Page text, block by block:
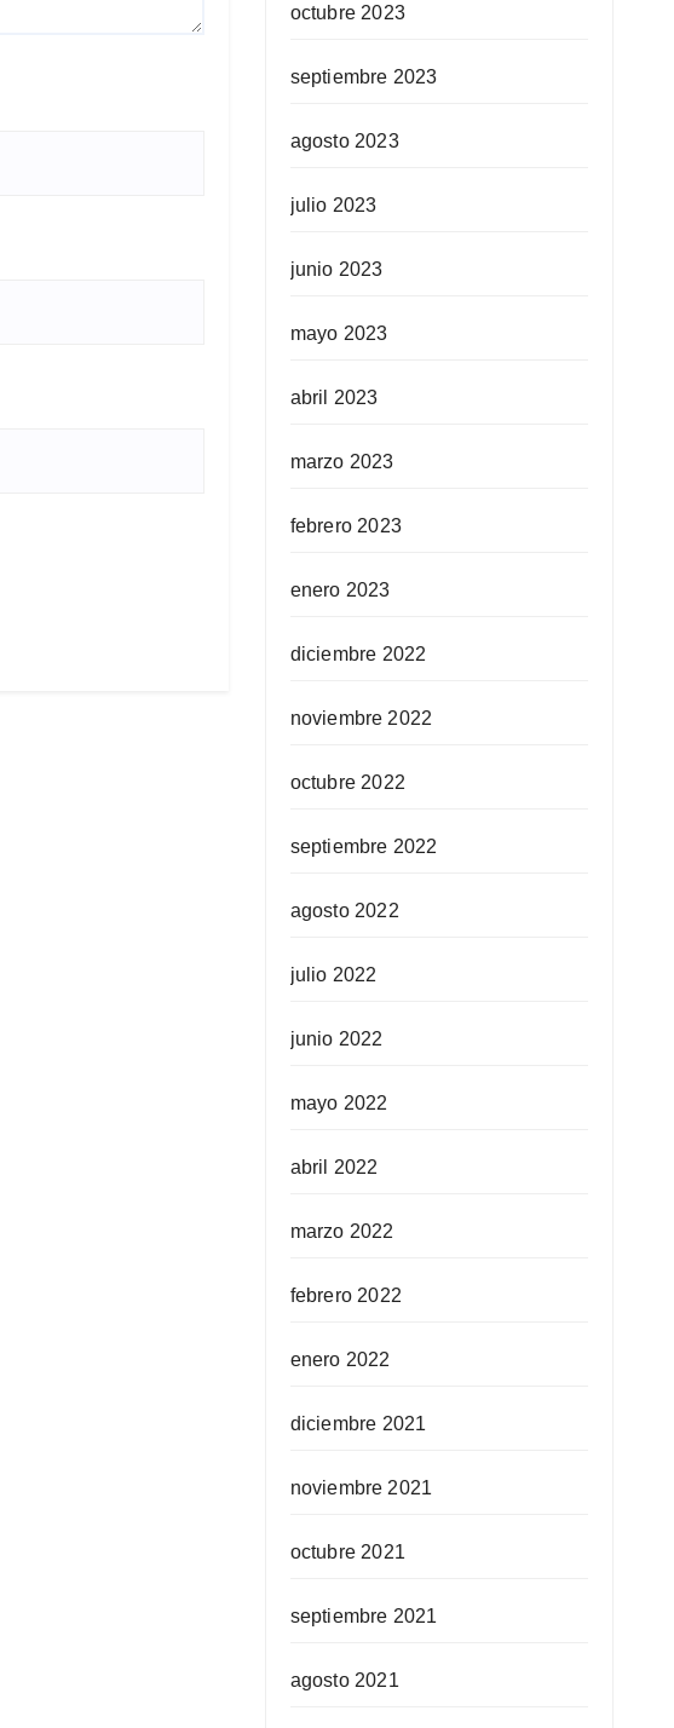
octubre 2023
septiembre 2023
agosto 2023
julio 2023
junio 2023
mayo 2023
abril 2023
marzo 2023
febrero 2023
enero 2023
diciembre 2022
noviembre 2022
octubre 2022
septiembre 2022
agosto 2022
julio 2022
junio 2022
mayo 2022
abril 2022
marzo 2022
febrero 2022
enero 2022
diciembre 2021
noviembre 2021
octubre 2021
septiembre 2021
agosto 2021